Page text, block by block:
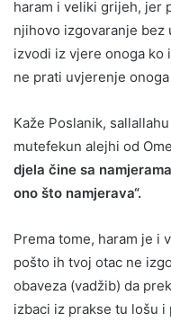
haram i veliki grijeh, jer
njihovo izgovaranje bez
izvodi iz vjere onoga ko
ne prati uvjerenje
Kaže Poslanik,
mutefekun alejhi od
djela čine sa
ono što namjerava“.
Prema tome, haram je i
pošto ih tvoj otac ne
obaveza (vadžib) da
izbaci iz prakse tu lošu i